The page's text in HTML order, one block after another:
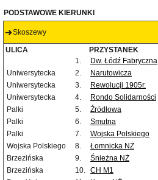
PODSTAWOWE KIERUNKI
Skoszewy
ULICA PRZYSTANEK
1.
Dw. Łódź Fabryczna
Uniwersytecka
2. Narutowicza
Uniwersytecka
3. Rewolucji 1905r.
Uniwersytecka
4. Rondo Solidarności
Palki
5. Źródłowa
Palki
6. Smutna
Palki
7. Wojska Polskiego
Wojska Polskiego
8. Łomnicka NŻ
Brzezińska
9. Śnieżna NŻ
Brzezińska
10. CH M1